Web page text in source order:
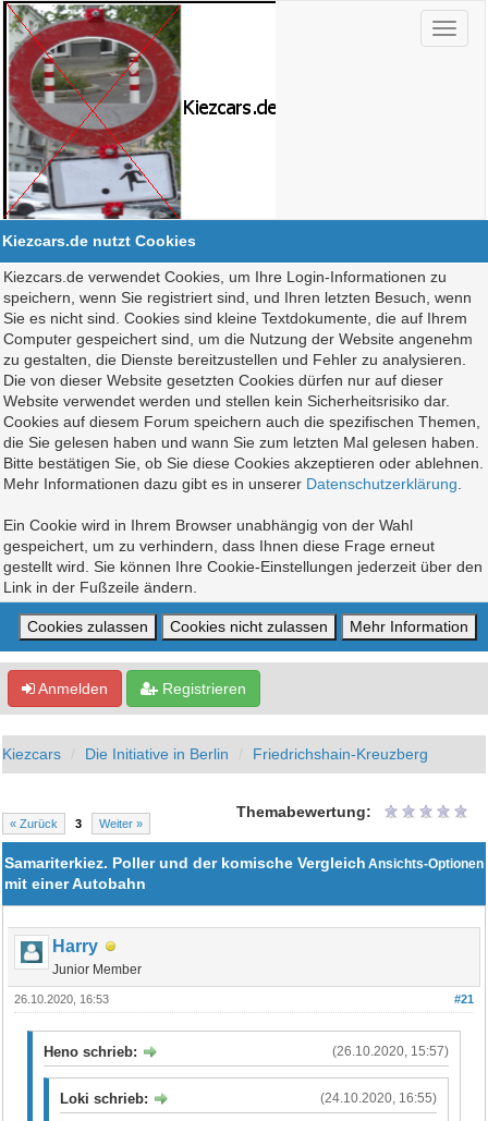
Kiezcars.de nutzt Cookies
Kiezcars.de verwendet Cookies, um Ihre Login-Informationen zu
speichern, wenn Sie registriert sind, und Ihren letzten Besuch, wenn
Sie es nicht sind. Cookies sind kleine Textdokumente, die auf Ihrem
Computer gespeichert sind, um die Nutzung der Website angenehm
zu gestalten, die Dienste bereitzustellen und Fehler zu analysieren.
Die von dieser Website gesetzten Cookies dürfen nur auf dieser
Website verwendet werden und stellen kein Sicherheitsrisiko dar.
Cookies auf diesem Forum speichern auch die spezifischen Themen,
die Sie gelesen haben und wann Sie zum letzten Mal gelesen haben.
Bitte bestätigen Sie, ob Sie diese Cookies akzeptieren oder ablehnen.
Mehr Informationen dazu gibt es in unserer Datenschutzerklärung
Ein Cookie wird in Ihrem Browser unabhängig von der Wahl
gespeichert, um zu verhindern, dass Ihnen diese Frage erneut
gestellt wird. Sie können Ihre Cookie-Einstellungen jederzeit über den
Link in der Fußzeile ändern.
Anmelden Registrieren
Kiezcars Die Initiative in Berlin Friedrichshain-Kreuzberg
« Zurück 3 Weiter »
Themabewertung:
Ansichts-Optionen
Samariterkiez. Poller und der komische Vergleich
mit einer Autobahn
Harry
Junior Member
#21
26.10.2020, 16:53
(26.10.2020, 15:57)
Heno schrieb:
(24.10.2020, 16:55)
Loki schrieb: